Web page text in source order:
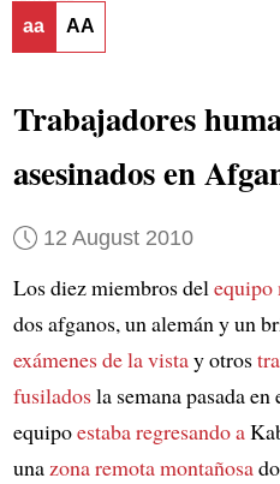
aa AA
Trabajadores
asesinados en
12 August 2010
Los diez miembros delequipo
dos afganos, un alemán y un
exámenes de la vistay otros
fusiladosla semana pasada
equipoestaba regresando a
unazona remota montañosa